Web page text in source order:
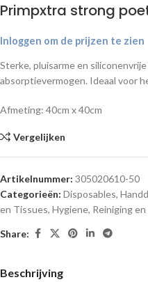
Primpxtra strong
Inloggen om de prijzen te zien
Sterke, pluisarme en
absorptievermogen. Ideaal voor
Afmeting: 40cm x 40cm
Vergelijken
Artikelnummer: 305020610-50
Categorieën: Disposables,
en Tissues, Hygiene, Reiniging
Share:
Beschrijving